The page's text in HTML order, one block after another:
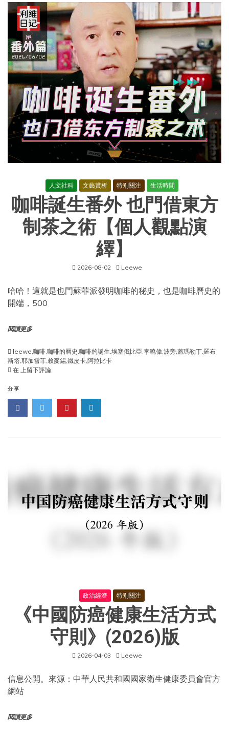
人文社科 文藝賞析 特别關注 生活時間
咖啡誕生番外 也門借東方
制茶之術【個人觀點演
繹】
2026-08-02 Leewe
哈哈！這就是也門蘇菲派發明咖啡的秘史，也是咖啡曆史的
開端，500
閱讀更多
leewe,咖啡,咖啡的曆史,咖啡的誕生,埃塞俄比亞,李曉偉,波旁,蓋瑪勒丁 ,羅布
斯塔,耶加雪菲,賴麥錫,‌鐵皮卡,阿拉比卡
在 咖
生
外
術
【個
上留下評論
分享
政治經濟 特别關注
《中國防癌健康生活方式
守則》(2026)版
2026-04-03 Leewe
信息公開。來源：中華人民共和國國家衛生健康委員會官方
網站
閱讀更多